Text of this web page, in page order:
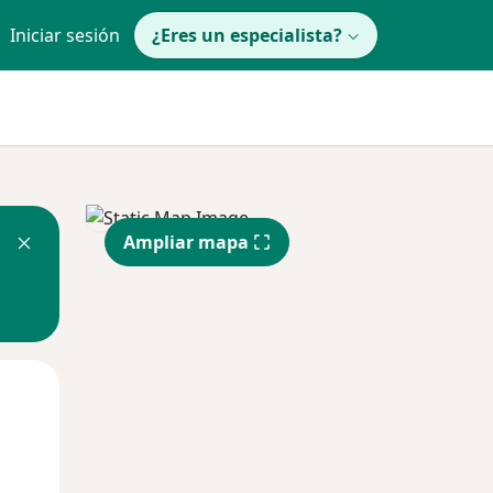
Iniciar sesión ¿Eres un especialista?
Ampliar mapa